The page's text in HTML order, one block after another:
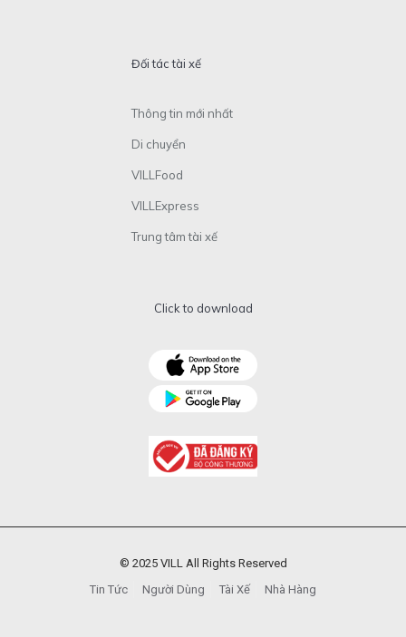
Đối tác tài xế
Thông tin mới nhất
Di chuyển
VILLFood
VILLExpress
Trung tâm tài xế
Click to download
© 2025 VILL All Rights Reserved
Tin Tức
Người Dùng Tài Xế Nhà Hàng